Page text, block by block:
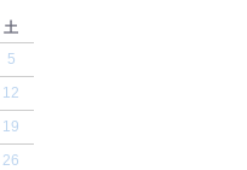
土
5
12
19
26